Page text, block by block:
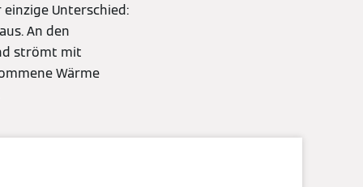
einzige Unterschied:
An den
strömt mit
Wärme